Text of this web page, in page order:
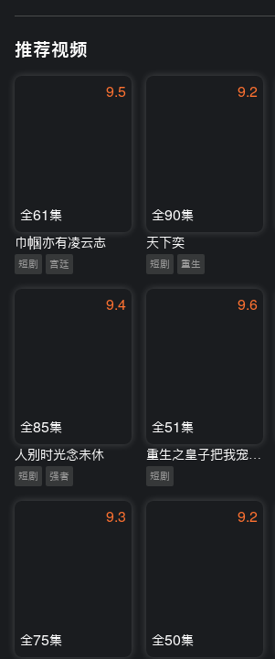
推荐视频
9.5
全61集
巾帼亦有凌云志
短剧 宫廷
9.2
全90集
天下奕
短剧 重生
9.4
全85集
人别时光念未休
短剧 强者
9.6
全51集
重生之皇子把我宠上天
短剧
9.3
全75集
9.2
全50集